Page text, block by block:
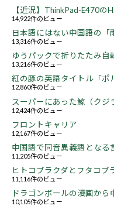
【近況】ThinkPad-E470の
14,922件のビュー
日本語にはない中国語の「
13,316件のビュー
ゆうパックで折りたたみ自
13,216件のビュー
紅の豚の英語タイトル「ポ
12,860件のビュー
スーパーにあった鯨（クジ
12,424件のビュー
フロントキャリア
12,167件のビュー
中国語で同音異義語となる
11,205件のビュー
ヒトコブラクダとフタコブ
11,116件のビュー
ドラゴンボールの漫画から
10,105件のビュー